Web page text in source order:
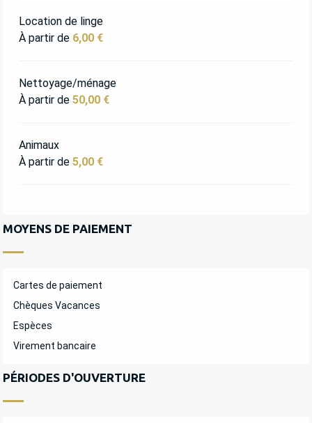
Location de linge
À partir de 6,00 €
Nettoyage/ménage
À partir de 50,00 €
Animaux
À partir de 5,00 €
MOYENS DE PAIEMENT
Cartes de paiement
Chèques Vacances
Espèces
Virement bancaire
PÉRIODES D'OUVERTURE